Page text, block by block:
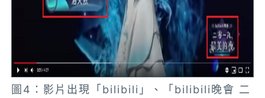
圖4：影片出現「bilibili」、「bilibili晚會 二